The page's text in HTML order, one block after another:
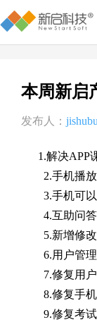
本周新启
发布人： jishubu
1.解决APP
2.手机播放
3.手机可以
4.互助问答
5.新增修改
6.用户管理
7.修复用户
8.修复手机
9.修复考试